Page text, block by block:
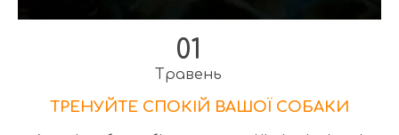
01
Травень
ТРЕНУЙТЕ СПОКІЙ ВАШОЇ СОБАКИ